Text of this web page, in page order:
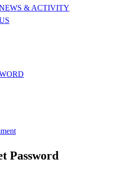
& ACTIVITY
Password